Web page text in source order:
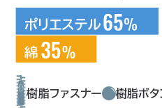
樹脂ファスナー 樹脂ボタ